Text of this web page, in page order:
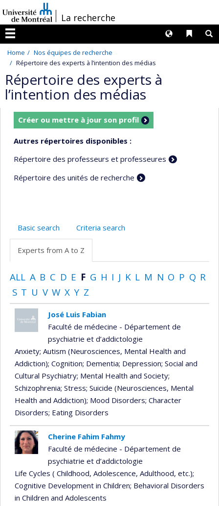
au
contenu
/La recherche
Menu
Liens
Langues
Home
Nos équipes de recherche
Répertoire des experts à l’intention des médias
Répertoire des experts à
l’intention des médias
Créer ou mettre à jour son profil
Autres répertoires disponibles :
Répertoire des professeurs et professeures
Répertoire des unités de recherche
Basic search Criteria search
Experts from A to Z
ALL A B C D E F G H I J K L M N O P Q R
S T U V W X Y Z
José Luis Fabian
Faculté de médecine - Département de
psychiatrie et d’addictologie
Anxiety; Autism (Neurosciences, Mental Health and
Addiction); Cognition; Dementia; Depression; Social and
Cultural Psychiatry; Mental Health and Society;
Schizophrenia; Stress; Suicide (Neurosciences, Mental
Health and Addiction); Mood Disorders; Character
Disorders; Eating Disorders
Cherine Fahim Fahmy
Faculté de médecine - Département de
psychiatrie et d’addictologie
Life Cycles ( Childhood, Adolescence, Adulthood, etc.);
Cognitive Development in Children; Behavioral Disorders
in Children and Adolescents